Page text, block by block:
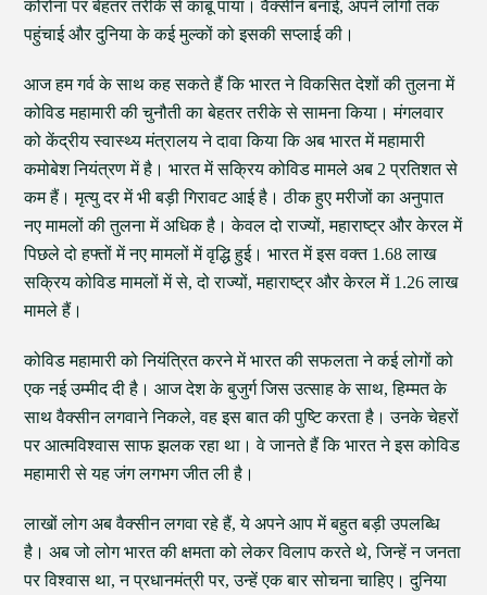
कोरोना पर बेहतर तरीके से काबू पाया। वैक्सीन बनाई, अपने लोगों तक
पहुंचाई और दुनिया के कई मुल्कों को इसकी सप्लाई की।
आज हम गर्व के साथ कह सकते हैं कि भारत ने विकसित देशों की तुलना में
कोविड महामारी की चुनौती का बेहतर तरीके से सामना किया। मंगलवार
को केंद्रीय स्वास्थ्य मंत्रालय ने दावा किया कि अब भारत में महामारी
कमोबेश नियंत्रण में है। भारत में सक्रिय कोविड मामले अब 2 प्रतिशत से
कम हैं। मृत्यु दर में भी बड़ी गिरावट आई है। ठीक हुए मरीजों का अनुपात
नए मामलों की तुलना में अधिक है। केवल दो राज्यों, महाराष्ट्र और केरल में
पिछले दो हफ्तों में नए मामलों में वृद्धि हुई। भारत में इस वक्त 1.68 लाख
सक्रिय कोविड मामलों में से, दो राज्यों, महाराष्ट्र और केरल में 1.26 लाख
मामले हैं।
कोविड महामारी को नियंत्रित करने में भारत की सफलता ने कई लोगों को
एक नई उम्मीद दी है। आज देश के बुजुर्ग जिस उत्साह के साथ, हिम्मत के
साथ वैक्सीन लगवाने निकले, वह इस बात की पुष्टि करता है। उनके चेहरों
पर आत्मविश्वास साफ झलक रहा था। वे जानते हैं कि भारत ने इस कोविड
महामारी से यह जंग लगभग जीत ली है।
लाखों लोग अब वैक्सीन लगवा रहे हैं, ये अपने आप में बहुत बड़ी उपलब्धि
है। अब जो लोग भारत की क्षमता को लेकर विलाप करते थे, जिन्हें न जनता
पर विश्वास था, न प्रधानमंत्री पर, उन्हें एक बार सोचना चाहिए। दुनिया